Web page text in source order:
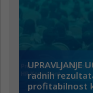
UPRAVLJANJE
radnih
profitabilnost